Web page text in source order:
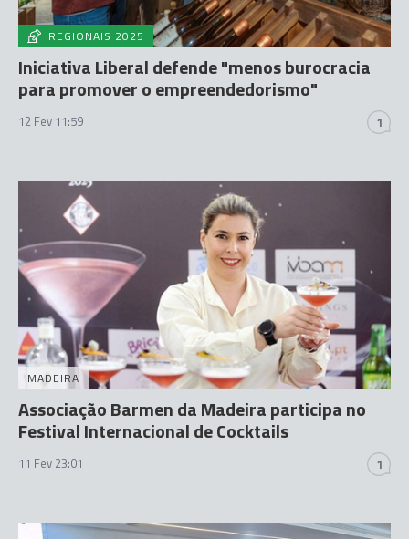
REGIONAIS 2025
Iniciativa Liberal defende "menos burocracia
para promover o empreendedorismo"
12 Fev 11:59 1
MADEIRA
Associação Barmen da Madeira participa no
Festival Internacional de Cocktails
11 Fev 23:01 1